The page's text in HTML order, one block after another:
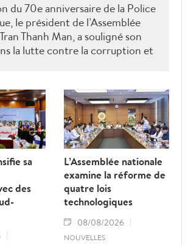
du 70e anniversaire de la Police
le président de l’Assemblée
Thanh Man, a souligné son
la lutte contre la corruption et
sa
des
L’Assemblée nationale
examine la réforme de
quatre lois
technologiques
08/08/2026
NOUVELLES